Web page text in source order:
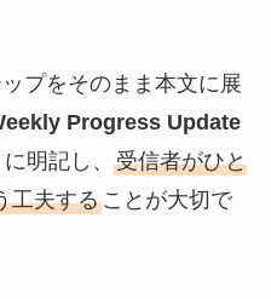
プをそのまま本文に展
Progress Update
明記し、 受信者がひと
工夫することが大切で